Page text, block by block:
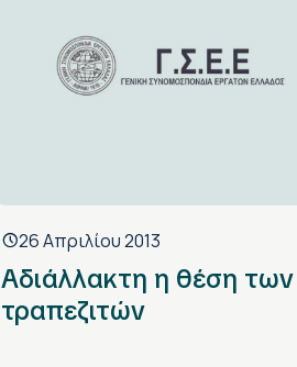
26 Απριλίου 2013
Αδιάλλακτη η θέση των
τραπεζιτών